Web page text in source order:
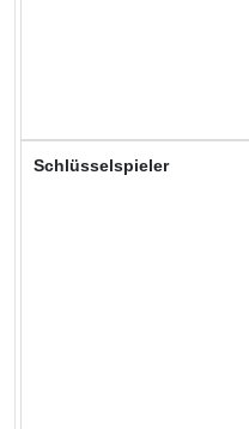
Schlüsselspieler